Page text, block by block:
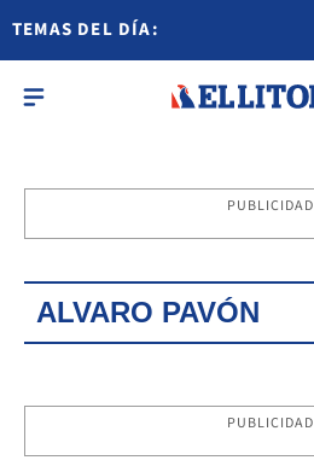
TEMAS DEL DÍA:
PUBLICIDAD
ALVARO PAVÓN
PUBLICIDAD